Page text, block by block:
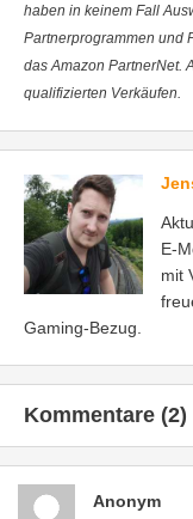
haben in keinem Fall
Partnerprogrammen und
das Amazon PartnerNet.
qualifizierten Verkäufen.
E-
mit
Gaming-Bezug.
Kommentare (2)
Anonym